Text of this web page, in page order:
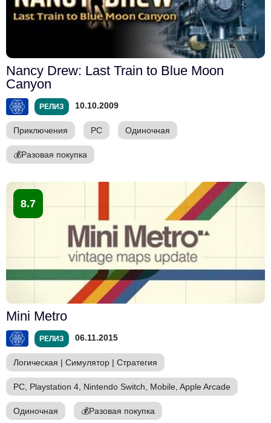
Nancy Drew: Last Train to Blue Moon
Canyon
РЕЛИЗ 10.10.2009
Приключения PC Одиночная
💰Разовая покупка
8.7
Mini Metro
РЕЛИЗ 06.11.2015
Логическая | Симулятор | Стратегия
PC, Playstation 4, Nintendo Switch, Mobile, Apple Arcade
Одиночная 💰Разовая покупка